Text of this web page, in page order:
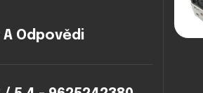
Odpovědi